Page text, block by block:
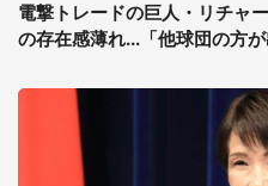
電撃トレードの巨人・リチャ
の存在感薄れ...「他球団の方